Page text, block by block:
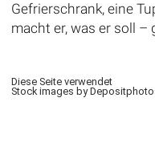
Gefrierschrank, eine
macht er, was er soll –
Diese Seite verwendet
Stock images by